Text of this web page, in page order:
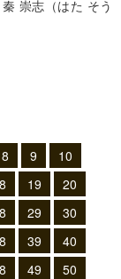
崇志（はた そう
8 9
10
19
20
29
30
39
40
49
50